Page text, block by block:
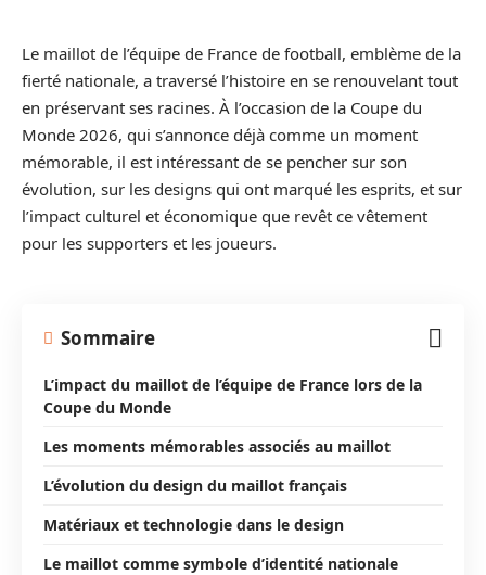
Le maillot de l’équipe de France de football, emblème de la
fierté nationale, a traversé l’histoire en se renouvelant tout
en préservant ses racines. À l’occasion de la Coupe du
Monde 2026, qui s’annonce déjà comme un moment
mémorable, il est intéressant de se pencher sur son
évolution, sur les designs qui ont marqué les esprits, et sur
l’impact culturel et économique que revêt ce vêtement
pour les supporters et les joueurs.
Sommaire
L’impact du maillot de l’équipe de France lors de la
Coupe du Monde
Les moments mémorables associés au maillot
L’évolution du design du maillot français
Matériaux et technologie dans le design
Le maillot comme symbole d’identité nationale